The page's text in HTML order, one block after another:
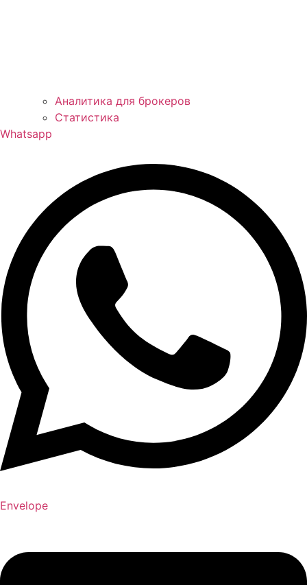
Аналитика для брокеров
Статистика
Whatsapp
Envelope